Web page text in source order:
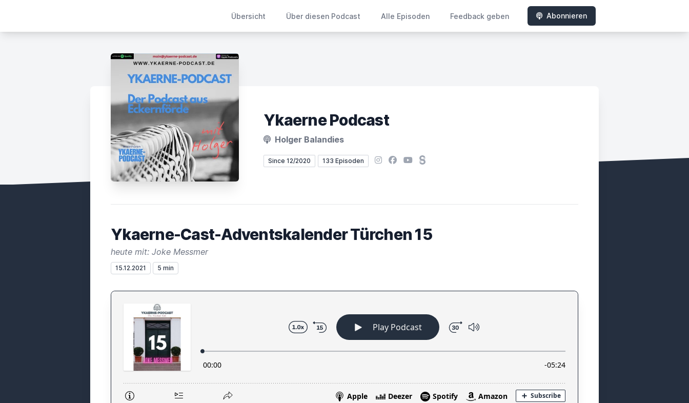
Übersicht Über diesen Podcast Alle Episoden Feedback geben Abonnieren
Ykaerne Podcast
Holger Balandies
Since 12/2020 133 Episoden Instagram
Facebook
YouTubeSteady
Ykaerne-Cast-Adventskalender Türchen 15
heute mit: Joke Messmer
15.12.2021 5 min